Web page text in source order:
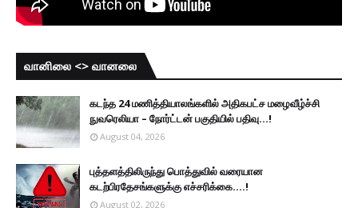
வானிலை <> வானலை
கடந்த 24 மணித்தியாலங்களில் அதிகபட்ச மழைவீழ்ச்சி
நுவரெலியா – நோர்ட்டன் பகுதியில் பதிவு...!
August 04, 2026
புத்தளத்திலிருந்து பொத்துவில் வரையான
கடற்பிரதேசங்களுக்கு எச்சரிக்கை....!
August 02, 2026